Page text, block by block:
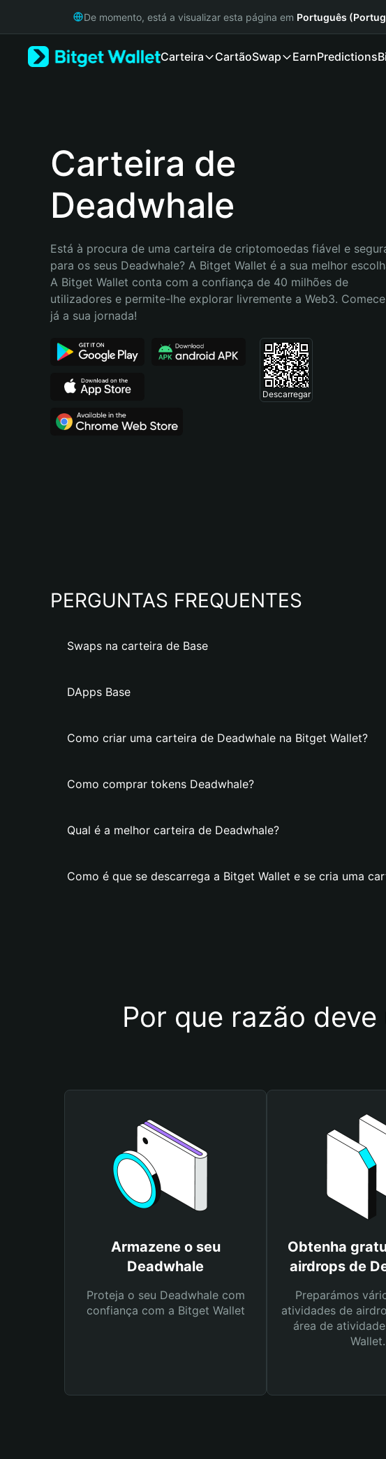
Русский
Português (Portugal)
Bahasa Indonesia
Português (Brasil)
Español (Argentina)
De momento, está a visualizar esta página em Português
Carteira CartãoSwap EarnPredictions
Carteira de
Deadwhale
Está à procura de uma carteira de criptomoedas fiável e
para os seus Deadwhale? A Bitget Wallet é a sua melhor
A Bitget Wallet conta com a confiança de 40 milhões de
utilizadores e permite-lhe explorar livremente a Web3. Comece
já a sua jornada!
Descarregar
PERGUNTAS FREQUENTES
Swaps na carteira de Base
DApps Base
Como criar uma carteira de Deadwhale na Bitget Wallet?
Como comprar tokens Deadwhale?
Qual é a melhor carteira de Deadwhale?
Como é que se descarrega a Bitget Wallet e se cria uma
Por que razão
Armazene o seu
Deadwhale
Proteja o seu Deadwhale com
confiança com a Bitget Wallet
Obtenha
airdrops de
Preparámos
atividades de
área de
Wallet.